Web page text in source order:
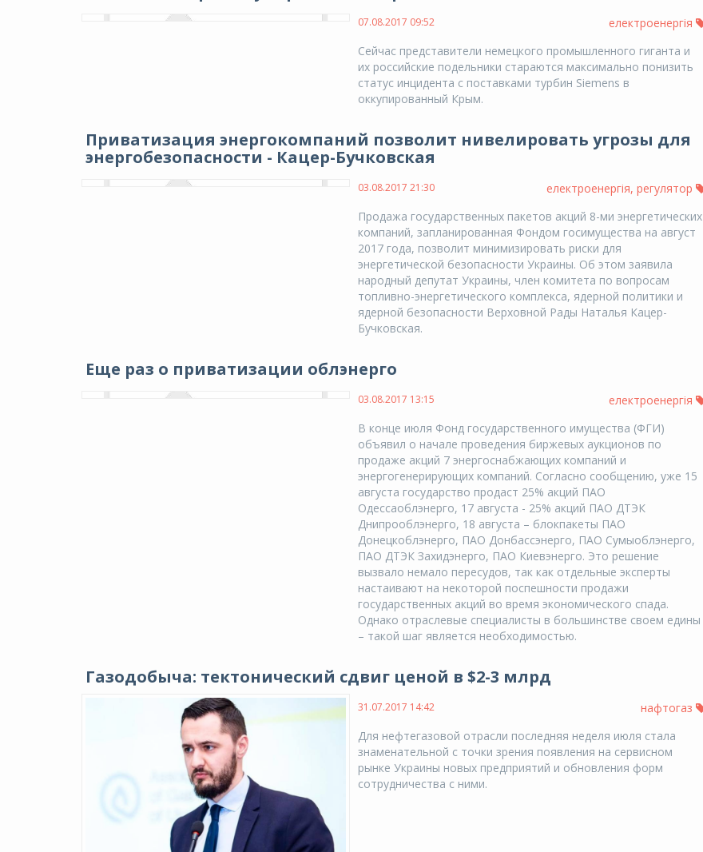
07.08.2017 09:52
електроенергія
Сейчас представители немецкого промышленного гиганта и
их российские подельники стараются максимально понизить
статус инцидента с поставками турбин Siemens в
оккупированный Крым.
Приватизация энергокомпаний позволит нивелировать угрозы для
энергобезопасности - Кацер-Бучковская
03.08.2017 21:30 електроенергія, регулятор
Продажа государственных пакетов акций 8-ми энергетических
компаний, запланированная Фондом госимущества на август
2017 года, позволит минимизировать риски для
энергетической безопасности Украины. Об этом заявила
народный депутат Украины, член комитета по вопросам
топливно-энергетического комплекса, ядерной политики и
ядерной безопасности Верховной Рады Наталья Кацер-
Бучковская.
Еще раз о приватизации облэнерго
03.08.2017 13:15
електроенергія
В конце июля Фонд государственного имущества (ФГИ)
объявил о начале проведения биржевых аукционов по
продаже акций 7 энергоснабжающих компаний и
энергогенерирующих компаний. Согласно сообщению, уже 15
августа государство продаст 25% акций ПАО
Одессаоблэнерго, 17 августа - 25% акций ПАО ДТЭК
Днипрооблэнерго, 18 августа – блокпакеты ПАО
Донецкоблэнерго, ПАО Донбассэнерго, ПАО Сумыоблэнерго,
ПАО ДТЭК Захидэнерго, ПАО Киевэнерго. Это решение
вызвало немало пересудов, так как отдельные эксперты
настаивают на некоторой поспешности продажи
государственных акций во время экономического спада.
Однако отраслевые специалисты в большинстве своем едины
– такой шаг является необходимостью.
Газодобыча: тектонический сдвиг ценой в $2-3 млрд
31.07.2017 14:42
нафтогаз
Для нефтегазовой отрасли последняя неделя июля стала
знаменательной с точки зрения появления на сервисном
рынке Украины новых предприятий и обновления форм
сотрудничества с ними.